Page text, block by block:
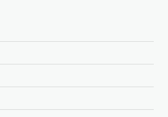
ചെങ്കൽപ്പേട്ട് ജില്ലാ കുടുംബ
എഥനോൾ-